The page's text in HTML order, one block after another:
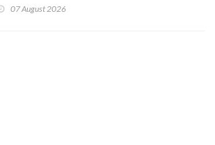
07 August 2026